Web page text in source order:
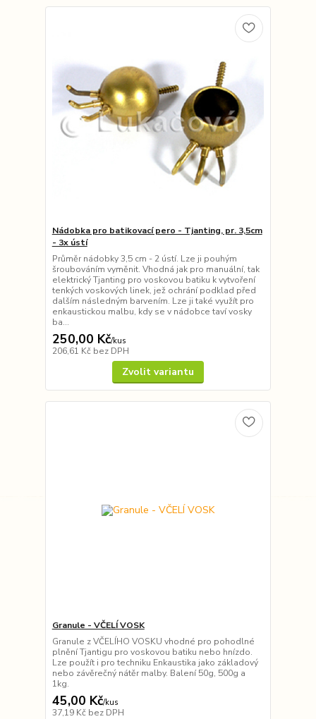
Nádobka pro batikovací pero - Tjanting, pr. 3,5cm
- 3x ústí
Průměr nádobky 3,5 cm - 2 ústí. Lze ji pouhým
šroubováním vyměnit. Vhodná jak pro manuální, tak
elektrický Tjanting pro voskovou batiku k vytvoření
tenkých voskových linek, jež ochrání podklad před
dalším následným barvením. Lze ji také využít pro
enkaustickou malbu, kdy se v nádobce taví vosky
ba...
250,00 Kč/kus
206,61 Kč bez DPH
Zvolit variantu
Granule - VČELÍ VOSK
Granule z VČELÍHO VOSKU vhodné pro pohodlné
plnění Tjantigu pro voskovou batiku nebo hnízdo.
Lze použít i pro techniku Enkaustika jako základový
nebo závěrečný nátěr malby. Balení 50g, 500g a
1kg.
45,00 Kč/kus
37,19 Kč bez DPH